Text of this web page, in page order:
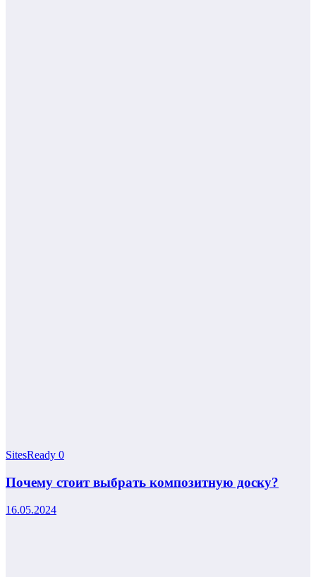
SitesReady 0
Почему стоит выбрать композитную доску?
16.05.2024